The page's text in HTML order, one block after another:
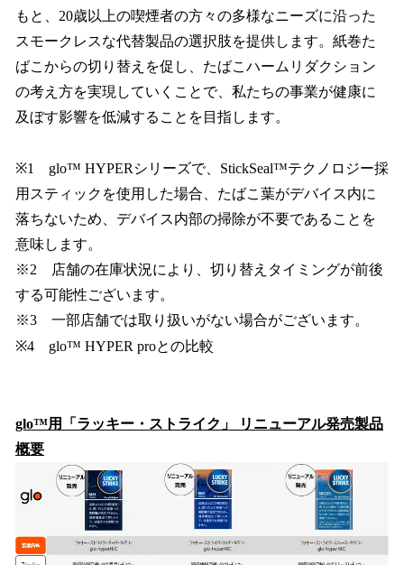
もと、20歳以上の喫煙者の方々の多様なニーズに沿った
スモークレスな代替製品の選択肢を提供します。紙巻た
ばこからの切り替えを促し、たばこハームリダクション
の考え方を実現していくことで、私たちの事業が健康に
及ぼす影響を低減することを目指します。
※1 glo™ HYPERシリーズで、StickSeal™テクノロジー採
用スティックを使用した場合、たばこ葉がデバイス内に
落ちないため、デバイス内部の掃除が不要であることを
意味します。
※2 店舗の在庫状況により、切り替えタイミングが前後
する可能性ございます。
※3 一部店舗では取り扱いがない場合がございます。
※4 glo™ HYPER proとの比較
glo™用「ラッキー・ストライク」 リニューアル発売製品
概要